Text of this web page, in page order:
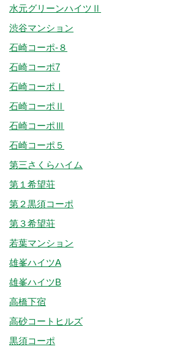
水元グリーンハイツⅡ
渋谷マンション
石崎コーポ-８
石崎コーポ7
石崎コーポⅠ
石崎コーポⅡ
石崎コーポⅢ
石崎コーポ５
第三さくらハイム
第１希望荘
第２黒須コーポ
第３希望荘
若葉マンション
雄峯ハイツA
雄峯ハイツB
高橋下宿
高砂コートヒルズ
黒須コーポ